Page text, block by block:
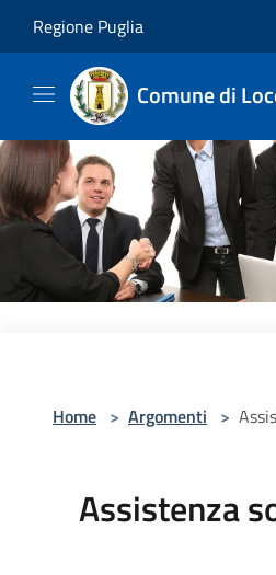
Regione Puglia
Comune di
Home > Argomenti >
Assistenza